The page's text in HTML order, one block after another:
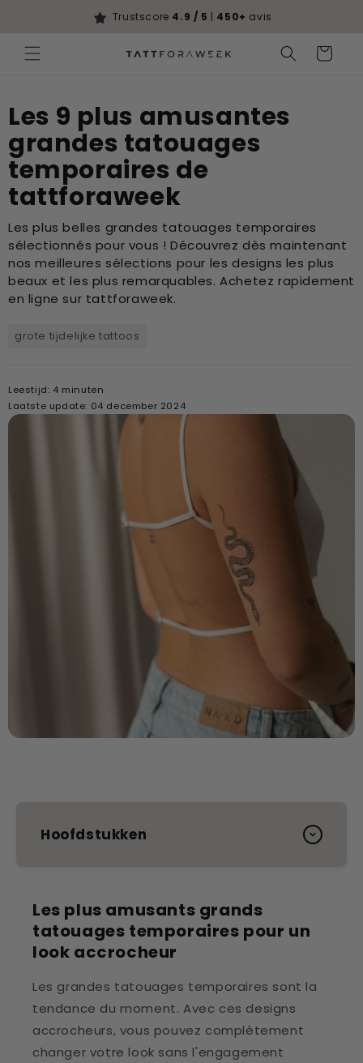
Trustscore 4.9 / 5 | 450+ avis
Panier
Les 9 plus amusantes
grandes tatouages
temporaires de
tattforaweek
Les plus belles grandes tatouages temporaires
sélectionnés pour vous ! Découvrez dès maintenant
nos meilleures sélections pour les designs les plus
beaux et les plus remarquables. Achetez rapidement
en ligne sur tattforaweek.
grote tijdelijke tattoos
Leestijd: 4 minuten
Laatste update: 04 december 2024
Hoofdstukken
Les plus amusants grands
tatouages temporaires pour un
look accrocheur
Les grandes tatouages temporaires sont la
tendance du moment. Avec ces designs
accrocheurs, vous pouvez complètement
changer votre look sans l'engagement